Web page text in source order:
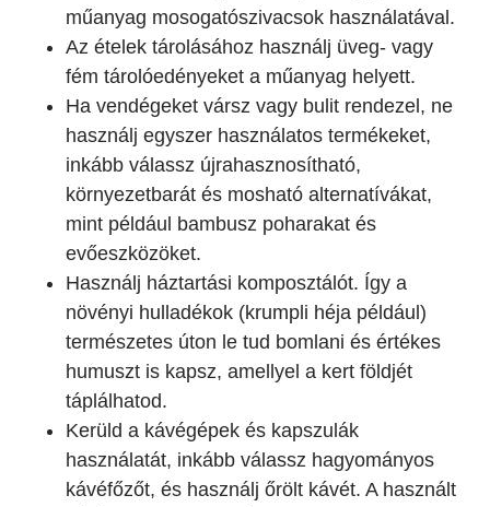
műanyag mosogatószivacsok használatával.
Az ételek tárolásához használj üveg- vagy
fém tárolóedényeket a műanyag helyett.
Ha vendégeket vársz vagy bulit rendezel, ne
használj egyszer használatos termékeket,
inkább válassz újrahasznosítható,
környezetbarát és mosható alternatívákat,
mint például bambusz poharakat és
evőeszközöket.
Használj háztartási komposztálót. Így a
növényi hulladékok (krumpli héja például)
természetes úton le tud bomlani és értékes
humuszt is kapsz, amellyel a kert földjét
táplálhatod.
Kerüld a kávégépek és kapszulák
használatát, inkább válassz hagyományos
kávéfőzőt, és használj őrölt kávét. A használt